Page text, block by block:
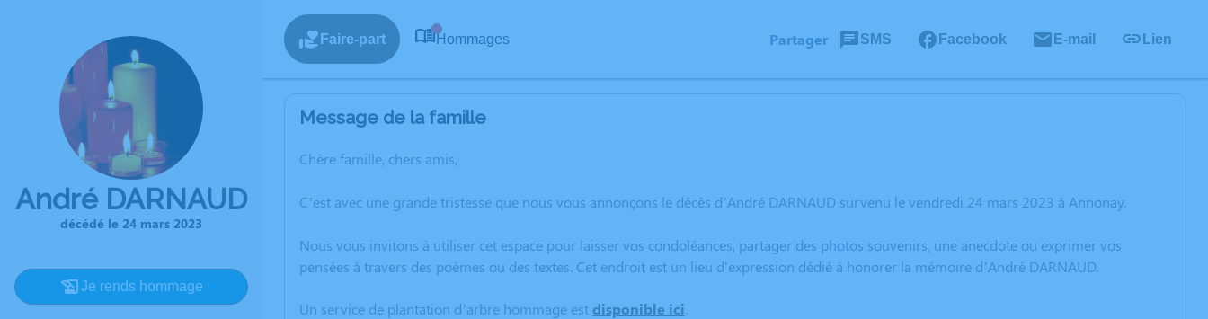
André DARNAUD
décédé le 24 mars 2023
Je rends hommage
Faire-part Hommages Partager SMS Facebook E-mail Lien
Message de la famille
Chère famille, chers amis,
C’est avec une grande tristesse que nous vous annonçons le décès d’André DARNAUD survenu le vendredi 24 mars 2023 à Annonay.
Nous vous invitons à utiliser cet espace pour laisser vos condoléances, partager des photos souvenirs, une anecdote ou exprimer vos
pensées à travers des poèmes ou des textes. Cet endroit est un lieu d'expression dédié à honorer la mémoire d’André DARNAUD.
Un service de plantation d’arbre hommage est disponible ici.